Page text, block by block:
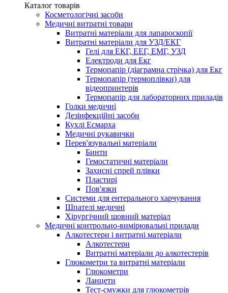
Каталог товарів
Косметологічні засоби
Медичні витратні товари
Витратні матеріали для лапароскопії
Витратні матеріали для УЗД/ЕКГ
Гелі для ЕКГ, ЕЕГ, ЕМГ, УЗД
Електроди для Екг
Термопапір (діаграмна стрічка) для Екг
Термопапір (термоплівки) для
відеопринтерів
Термопапір для лабораторних приладів
Голки медичні
Дезінфекційні засоби
Кухлі Есмарха
Медичні рукавички
Перев'язувальні матеріали
Бинти
Гемостатичні матеріали
Захисні спрей плівки
Пластирі
Пов'язки
Системи для ентерального харчування
Шпателі медичні
Хірургічний шовний матеріал
Медичні контрольно-вимірювальні прилади
Алкотестери і витратні матеріали
Алкотестери
Витратні матеріали до алкотестерів
Глюкометри та витратні матеріали
Глюкометри
Ланцети
Тест-смужки для глюкометрів